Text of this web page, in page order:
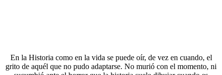
En la Historia como en la vida se puede oír, de vez en cuando, el
grito de aquél que no pudo adaptarse. No murió con el momento, ni